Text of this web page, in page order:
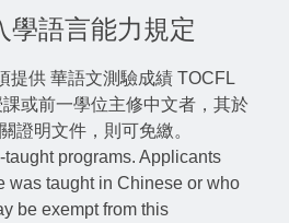
學語言能力規定
提供 華語文測驗成績 TOCFL
或前一學位主修中文者，其於
證明文件，則可免繳。
programs. Applicants
was taught in Chinese or who
be exempt from this